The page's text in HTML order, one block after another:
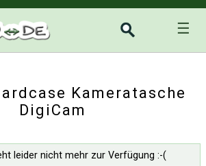
☰
Kameratasche
DigiCam
leider nicht mehr zur Verfügung :-(